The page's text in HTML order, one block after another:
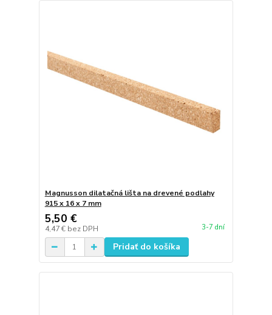
Magnusson dilatačná lišta na drevené podlahy
915 x 16 x 7 mm
5,50 €
4,47 € bez DPH 3-7 dní
Pridať do košíka